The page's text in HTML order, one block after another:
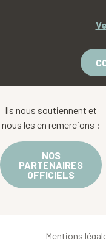
Ils nous soutiennent et
nous les en remercions :
NOS
PARTENAIRES
OFFICIELS
Mentions